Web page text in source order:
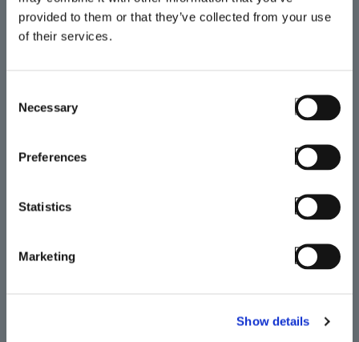
provided to them or that they’ve collected from your use
of their services.
Selection
Necessary
Preferences
Statistics
Marketing
Show details
causa silenciosa de improdutividade
Organize os seus terminais por